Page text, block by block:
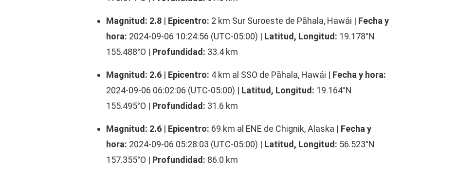
Magnitud: 2.8 | Epicentro: 2 km Sur Suroeste de Pāhala, Hawái | Fecha y
hora: 2024-09-06 10:24:56 (UTC-05:00) | Latitud, Longitud: 19.178°N
155.488°O | Profundidad: 33.4 km
Magnitud: 2.6 | Epicentro: 4 km al SSO de Pāhala, Hawái | Fecha y hora:
2024-09-06 06:02:06 (UTC-05:00) | Latitud, Longitud: 19.164°N
155.495°O | Profundidad: 31.6 km
Magnitud: 2.6 | Epicentro: 69 km al ENE de Chignik, Alaska | Fecha y
hora: 2024-09-06 05:28:03 (UTC-05:00) | Latitud, Longitud: 56.523°N
157.355°O | Profundidad: 86.0 km